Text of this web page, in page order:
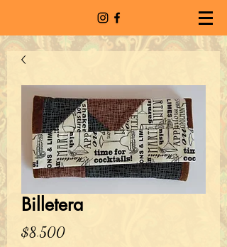
Billetera
$8.500Precio